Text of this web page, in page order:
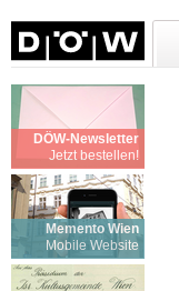
DÖW-Newsletter
Jetzt bestellen!
Memento Wien
Mobile Website